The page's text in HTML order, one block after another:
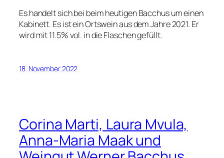
Es handelt sich bei beim heutigen Bacchus um einen
Kabinett. Es ist ein Ortswein aus dem Jahre 2021. Er
wird mit 11.5% vol. in die Flaschen gefüllt.
18. November 2022
Corina Marti, Laura Mvula,
Anna-Maria Maak und